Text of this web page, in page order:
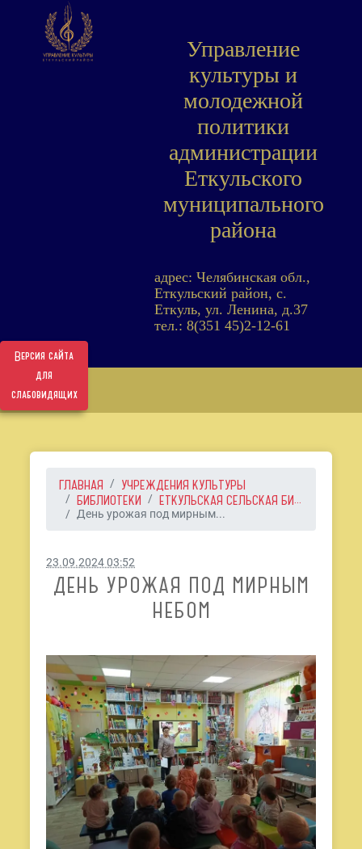
Версия сайта
для
слабовидящих
Управление
культуры и
молодежной
политики
администрации
Еткульского
муниципального
района
адрес: Челябинская обл.,
Еткульский район, с.
Еткуль, ул. Ленина, д.37
тел.: 8(351 45)2-12-61
ГЛАВНАЯ
УЧРЕЖДЕНИЯ КУЛЬТУРЫ
БИБЛИОТЕКИ
ЕТКУЛЬСКАЯ СЕЛЬСКАЯ БИ...
День урожая под мирным...
23.09.2024 03:52
ДЕНЬ УРОЖАЯ ПОД МИРНЫМ
НЕБОМ